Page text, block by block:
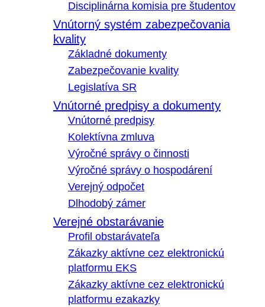
Disciplinárna komisia pre študentov
Vnútorný systém zabezpečovania
kvality
Základné dokumenty
Zabezpečovanie kvality
Legislatíva SR
Vnútorné predpisy a dokumenty
Vnútorné predpisy
Kolektívna zmluva
Výročné správy o činnosti
Výročné správy o hospodárení
Verejný odpočet
Dlhodobý zámer
Verejné obstarávanie
Profil obstarávateľa
Zákazky aktívne cez elektronickú
platformu EKS
Zákazky aktívne cez elektronickú
platformu ezakazky